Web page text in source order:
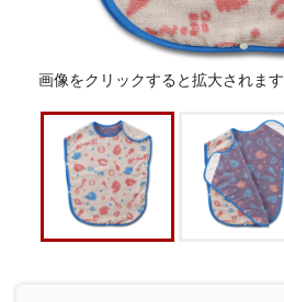
画像をクリックすると拡大されます